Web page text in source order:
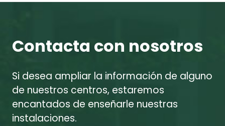
Contacta con nosotros
Si desea ampliar la información de alguno
de nuestros centros, estaremos
encantados de enseñarle nuestras
instalaciones.